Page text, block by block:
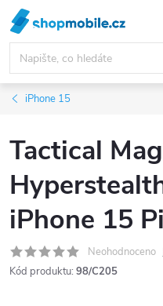
Přejít
na
obsah
iPhone 15
Tactical
iPhone 15
Neohodnoceno
Kód produktu: 98/C205